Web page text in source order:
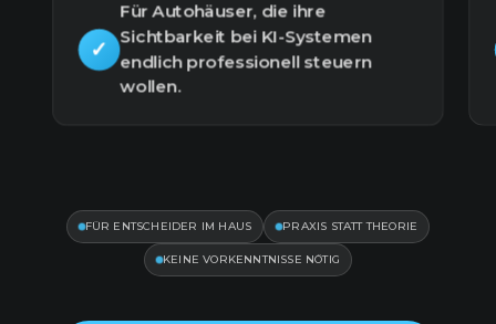
✓
Für Autohäuser, die ihre
Sichtbarkeit bei KI-Systemen
endlich professionell steuern
wollen.
FÜR ENTSCHEIDER IM HAUS PRAXIS STATT THEORIE
KEINE VORKENNTNISSE NÖTIG